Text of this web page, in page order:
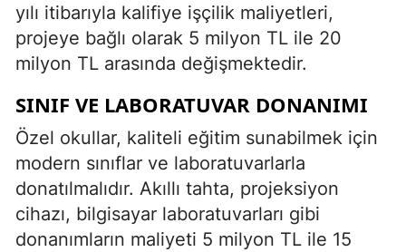
yılı itibarıyla kalifiye işçilik maliyetleri,
projeye bağlı olarak 5 milyon TL ile 20
milyon TL arasında değişmektedir.
SINIF VE LABORATUVAR DONANIMI
Özel okullar, kaliteli eğitim sunabilmek için
modern sınıflar ve laboratuvarlarla
donatılmalıdır. Akıllı tahta, projeksiyon
cihazı, bilgisayar laboratuvarları gibi
donanımların maliyeti 5 milyon TL ile 15